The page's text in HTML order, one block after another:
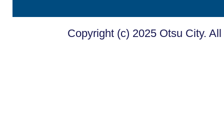
Copyright (c) 2025 Otsu City.